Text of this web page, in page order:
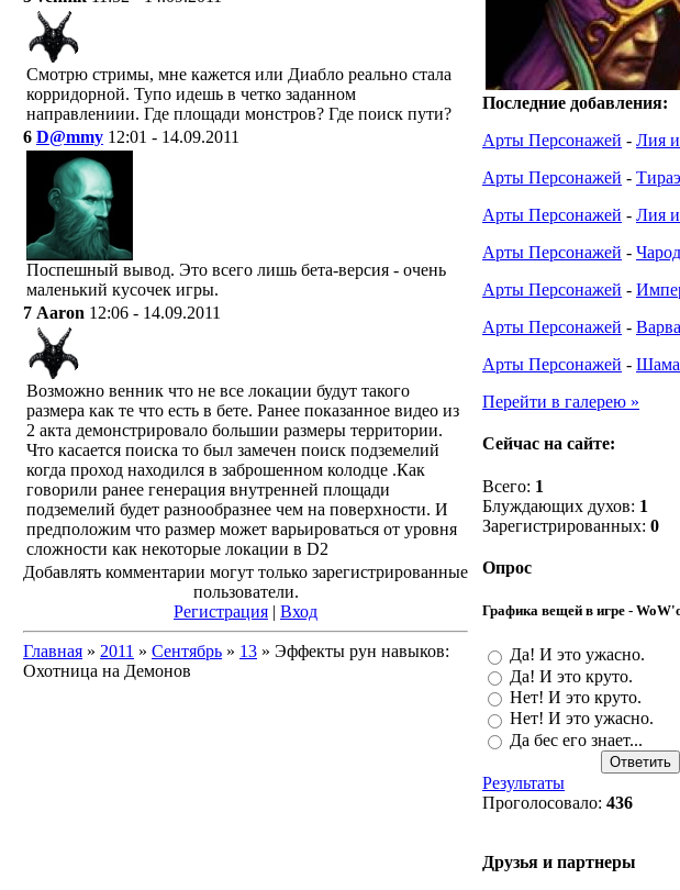
Смотрю стримы, мне кажется или Диабло реально стала
корридорной. Тупо идешь в четко заданном
направлениии. Где площади монстров? Где поиск пути?
6 D@mmy 12:01 - 14.09.2011
Поспешный вывод. Это всего лишь бета-версия - очень
маленький кусочек игры.
7 Aaron 12:06 - 14.09.2011
Возможно венник что не все локации будут такого
размера как те что есть в бете. Ранее показанное видео из
2 акта демонстрировало большии размеры территории.
Что касается поиска то был замечен поиск подземелий
когда проход находился в заброшенном колодце .Как
говорили ранее генерация внутренней площади
подземелий будет разнообразнее чем на поверхности. И
предположим что размер может варьироваться от уровня
сложности как некоторые локации в D2
Добавлять комментарии могут только зарегистрированные
пользователи.
Регистрация | Вход
Главная » 2011 » Сентябрь » 13 » Эффекты рун навыков:
Охотница на Демонов
Последние добавления:
Арты Персонажей - Лия
Арты Персонажей -
Арты Персонажей - Лия
Арты Персонажей -
Арты Персонажей -
Арты Персонажей -
Арты Персонажей -
Перейти в галерею »
Сейчас на сайте:
Всего: 1
Блуждающих духов: 1
Зарегистрированных: 0
Опрос
Графика вещей в игре -
Да! И это ужасно.
Да! И это круто.
Нет! И это круто.
Нет! И это ужасно.
Да бес его знает...
Результаты
Проголосовало: 436
Друзья и партнеры